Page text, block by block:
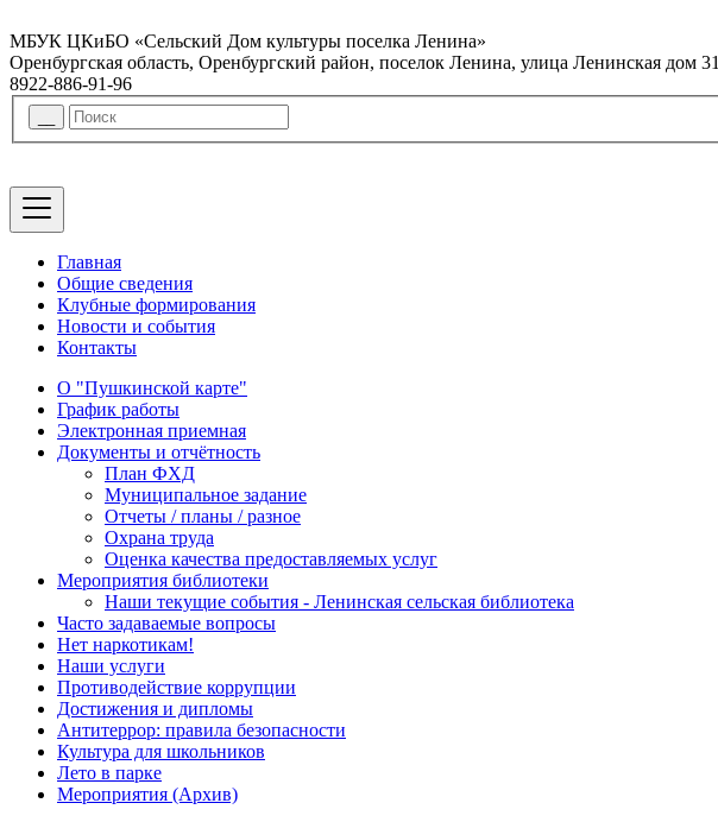
МБУК ЦКиБО «Сельский Дом культуры поселка Ленина»
Оренбургская область, Оренбургский район, поселок Ленина, улица Ленинская дом 31
8922-886-91-96
Главная
Общие сведения
Клубные формирования
Новости и события
Контакты
О "Пушкинской карте"
График работы
Электронная приемная
Документы и отчётность
План ФХД
Муниципальное задание
Отчеты / планы / разное
Охрана труда
Оценка качества предоставляемых услуг
Мероприятия библиотеки
Наши текущие события - Ленинская сельская библиотека
Часто задаваемые вопросы
Нет наркотикам!
Наши услуги
Противодействие коррупции
Достижения и дипломы
Антитеррор: правила безопасности
Культура для школьников
Лето в парке
Мероприятия (Архив)